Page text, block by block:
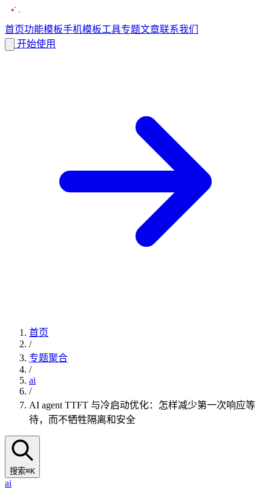
首页功能模板手机模板工具专题文章联系我们
开始使用
首页
/
专题聚合
/
ai
/
AI agent TTFT 与冷启动优化：怎样减少第一次响应等
待，而不牺牲隔离和安全
搜索⌘K
ai